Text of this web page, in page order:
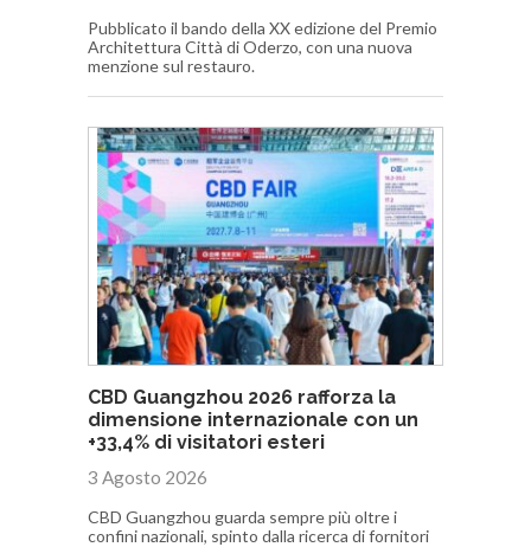
Pubblicato il bando della XX edizione del Premio
Architettura Città di Oderzo, con una nuova
menzione sul restauro.
CBD Guangzhou 2026 rafforza la
dimensione internazionale con un
+33,4% di visitatori esteri
3 Agosto 2026
CBD Guangzhou guarda sempre più oltre i
confini nazionali, spinto dalla ricerca di fornitori